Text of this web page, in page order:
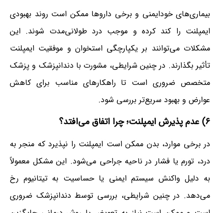
بیماری‌های خودایمنی و برخی داروها ممکن است روند بهبودی
ایمپلنت را کند کرده و موجب درد طولانی‌مدت شوند. این
مشکلات می‌توانند بر یکپارچگی استخوان و موفقیت ایمپلنت
تأثیر بگذارند. در چنین شرایطی، مشورت با دندانپزشک و پزشک
متخصص ضروری است تا راهکارهای مناسب برای کاهش
عوارض و بهبود سریع‌تر بررسی شود.
۶) عدم پذیرش ایمپلنت؛ چرا اتفاق می‌افتد؟
در برخی موارد، بدن ممکن است ایمپلنت را نپذیرد که منجر به
درد، تورم یا فشار در ناحیه جراحی می‌شود. این مشکل معمولاً
به دلیل واکنش سیستم ایمنی یا حساسیت به تیتانیوم رخ
می‌دهد. در چنین شرایطی، بررسی توسط دندانپزشک ضروری